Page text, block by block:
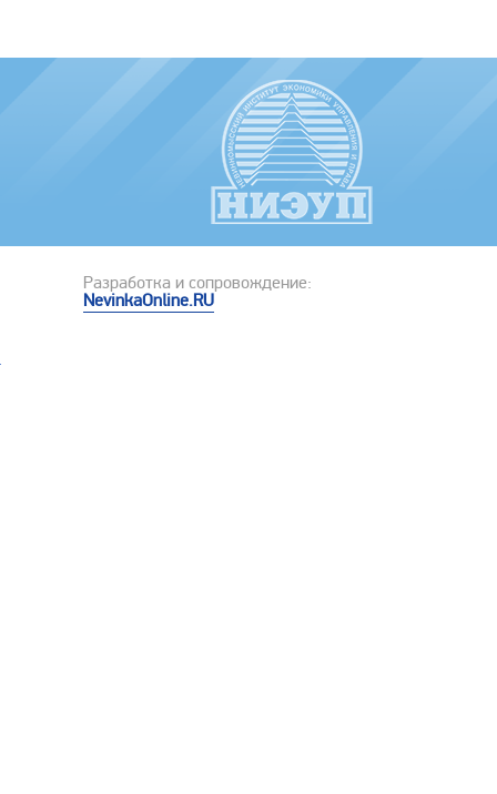
Разработка и сопровождение:
NevinkaOnline.RU